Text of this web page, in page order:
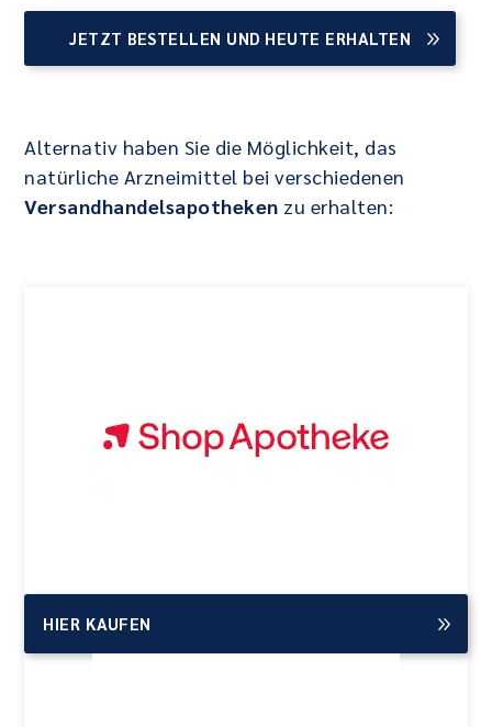
JETZT BESTELLEN UND HEUTE ERHALTEN
Alternativ haben Sie die Möglichkeit, das
natürliche Arzneimittel bei verschiedenen
Versandhandelsapotheken zu erhalten:
HIER KAUFEN